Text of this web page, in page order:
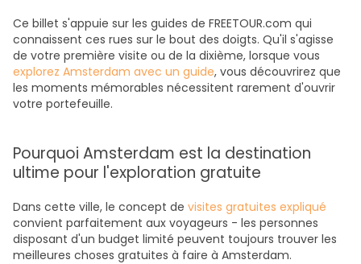
Ce billet s'appuie sur les guides de FREETOUR.com qui
connaissent ces rues sur le bout des doigts. Qu'il s'agisse
de votre première visite ou de la dixième, lorsque vous
explorez Amsterdam avec un guide, vous découvrirez que
les moments mémorables nécessitent rarement d'ouvrir
votre portefeuille.
Pourquoi Amsterdam est la destination
ultime pour l'exploration gratuite
Dans cette ville, le concept de visites gratuites expliqué
convient parfaitement aux voyageurs - les personnes
disposant d'un budget limité peuvent toujours trouver les
meilleures choses gratuites à faire à Amsterdam.